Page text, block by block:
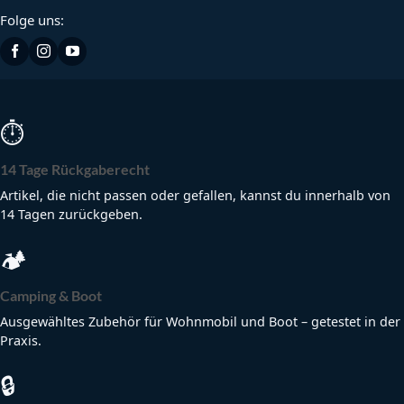
Folge uns:
⏱
14 Tage Rückgaberecht
Artikel, die nicht passen oder gefallen, kannst du innerhalb von
14 Tagen zurückgeben.
🏕
Camping & Boot
Ausgewähltes Zubehör für Wohnmobil und Boot – getestet in der
Praxis.
🔒